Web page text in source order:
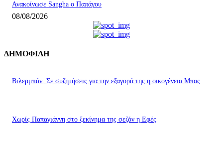
Ανακοίνωσε Sangha ο Παπάγου
08/08/2026
ΔΗΜΟΦΙΛΗ
Βιλερμπάν: Σε συζητήσεις για την εξαγορά της η οικογένεια Μπας
Χωρίς Παπαγιάννη στο ξεκίνημα της σεζόν η Εφές